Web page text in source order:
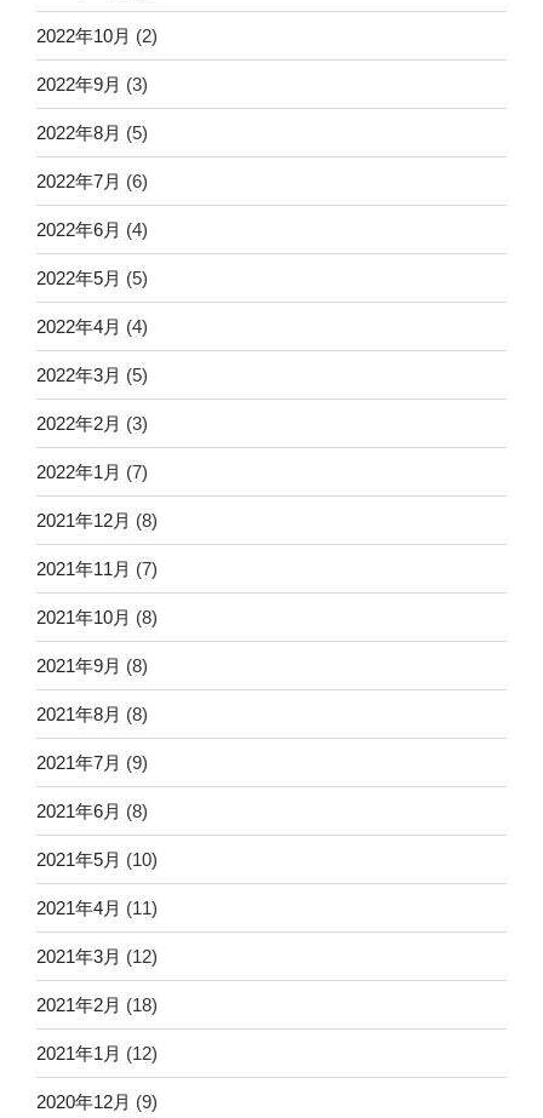
2022年10月 (2)
2022年9月 (3)
2022年8月 (5)
2022年7月 (6)
2022年6月 (4)
2022年5月 (5)
2022年4月 (4)
2022年3月 (5)
2022年2月 (3)
2022年1月 (7)
2021年12月 (8)
2021年11月 (7)
2021年10月 (8)
2021年9月 (8)
2021年8月 (8)
2021年7月 (9)
2021年6月 (8)
2021年5月 (10)
2021年4月 (11)
2021年3月 (12)
2021年2月 (18)
2021年1月 (12)
2020年12月 (9)